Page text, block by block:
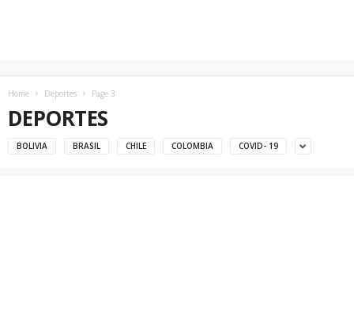
Home Deportes Page 3
DEPORTES
BOLIVIA BRASIL CHILE COLOMBIA COVID- 19